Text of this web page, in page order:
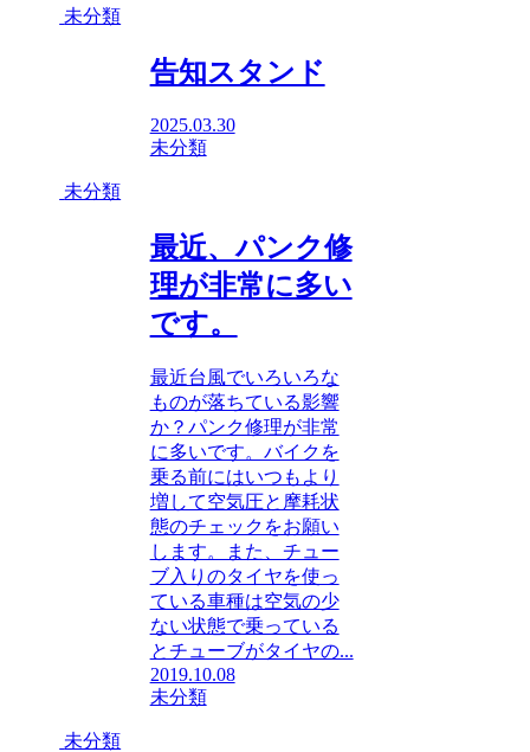
未分類
告知スタンド
2025.03.30
未分類
未分類
最近、パンク修
理が非常に多い
です。
最近台風でいろいろな
ものが落ちている影響
か？パンク修理が非常
に多いです。バイクを
乗る前にはいつもより
増して空気圧と摩耗状
態のチェックをお願い
します。また、チュー
ブ入りのタイヤを使っ
ている車種は空気の少
ない状態で乗っている
とチューブがタイヤの...
2019.10.08
未分類
未分類